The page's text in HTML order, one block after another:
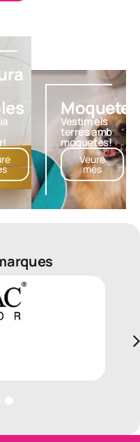
Moquetes
Vestim els
terres amb
moquetes!
Veure
més